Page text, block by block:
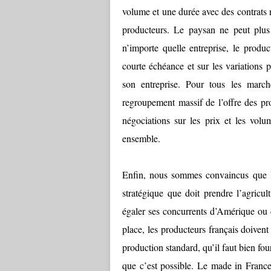
volume et une durée avec des
producteurs. Le paysan ne peut
n’importe quelle entreprise, le
courte échéance et sur les variations
son entreprise. Pour tous les
regroupement massif de l’offre des
négociations sur les prix et les
ensemble.
Enfin, nous sommes convaincus que
stratégique que doit prendre
égaler ses concurrents d’Amérique
place, les producteurs français
production standard, qu’il faut bien
que c’est possible. Le made in